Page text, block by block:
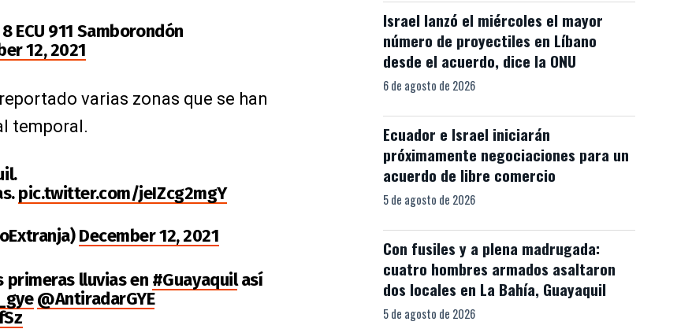
ECU 911 Samborondón
12, 2021
varias zonas que se han
temporal.
pic.twitter.com/jeIZcg2mgY
December 12, 2021
primeras lluvias en #Guayaquilasí
@AntiradarGYE
Israel lanzó el miércoles el mayor
número de proyectiles en Líbano
desde el acuerdo, dice la ONU
6 de agosto de 2026
Ecuador e Israel iniciarán
próximamente negociaciones para un
acuerdo de libre comercio
5 de agosto de 2026
Con fusiles y a plena madrugada:
cuatro hombres armados asaltaron
dos locales en La Bahía, Guayaquil
5 de agosto de 2026